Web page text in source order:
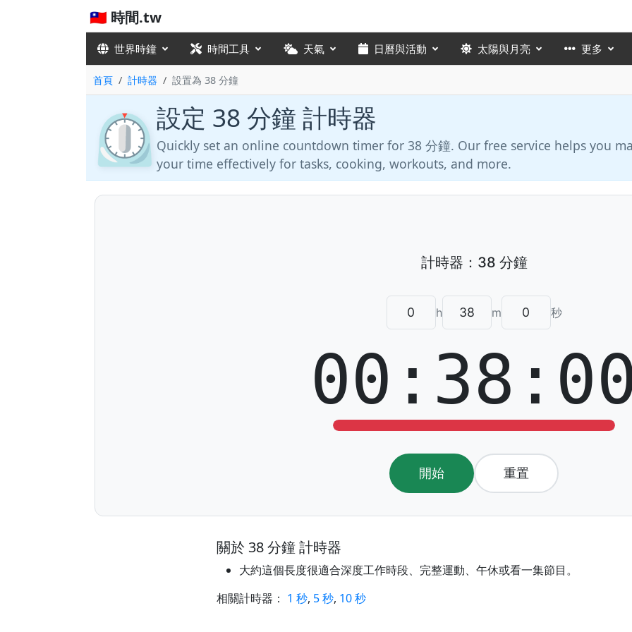
🇹🇼 時間.tw
世界時鐘 時間工具 天氣 日曆與活動 太陽與月亮 更多
首頁 計時器 設置為 38 分鐘
⏲️設定 38 分鐘 計時器
Quickly set an online countdown timer for 38 分鐘. Our free service helps you
your time effectively for tasks, cooking, workouts, and more.
h m 秒
開始 重置
關於 38 分鐘 計時器
大約這個長度很適合深度工作時段、完整運動、午休或看一集節目。
相關計時器： 1 秒, 5 秒, 10 秒